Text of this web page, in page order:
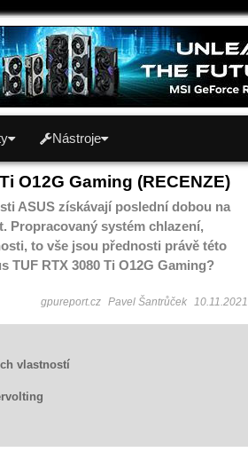
Nástroje
O12G Gaming (RECENZE)
ASUS získávají poslední dobou na
Propracovaný systém chlazení,
to vše jsou přednosti právě této
TUF RTX 3080 Ti O12G Gaming?
gpureport.cz Pavel Šantrůček 10.11.2021
vlastností